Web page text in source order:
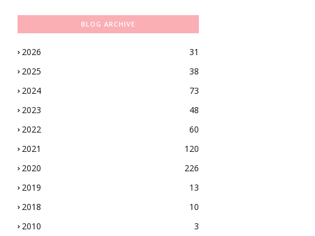
BLOG ARCHIVE
2026
31
2025
38
2024
73
2023
48
2022
60
2021
120
2020
226
2019
13
2018
10
2010
3